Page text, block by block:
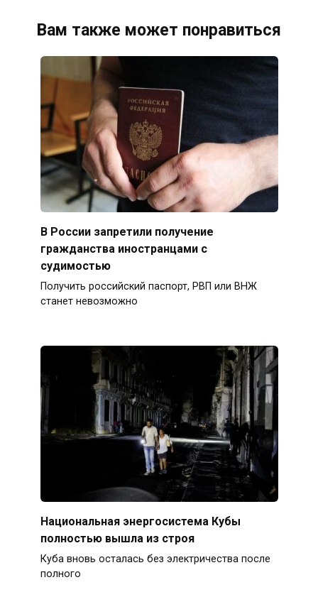
Вам также может понравиться
В России запретили получение
гражданства иностранцами с
судимостью
Получить российский паспорт, РВП или ВНЖ
станет невозможно
Национальная энергосистема Кубы
полностью вышла из строя
Куба вновь осталась без электричества после
полного